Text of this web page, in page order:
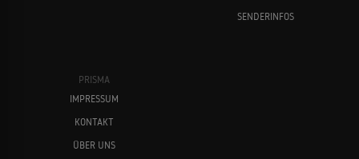
SENDERINFOS
PRISMA
IMPRESSUM
KONTAKT
ÜBER UNS